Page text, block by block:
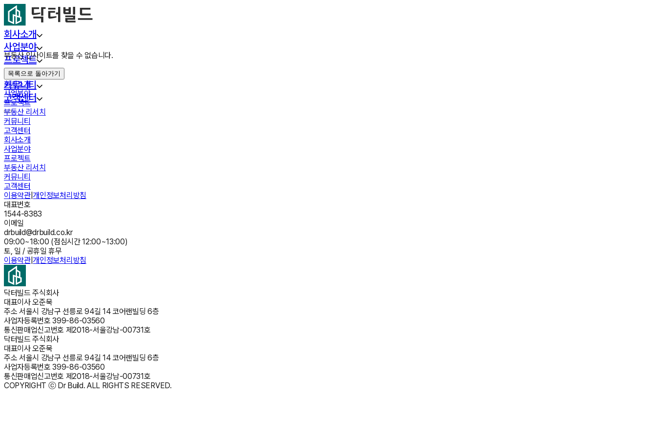
회사소개
사업분야
프로젝트
부동산 리서치
커뮤니티
고객센터
부동산 인사이트를 찾을 수 없습니다.
목록으로 돌아가기
회사소개
사업분야
프로젝트
부동산 리서치
커뮤니티
고객센터
회사소개
사업분야
프로젝트
부동산 리서치
커뮤니티
고객센터
이용약관|개인정보처리방침
대표번호
1544-8383
이메일
drbuild@drbuild.co.kr
09:00~18:00 (점심시간 12:00~13:00)
토, 일 / 공휴일 휴무
이용약관|개인정보처리방침
닥터빌드 주식회사
대표이사오준묵
주소 서울시 강남구 선릉로 94길 14 코어랜빌딩 6층
사업자등록번호 399-86-03560
통신판매업신고번호 제2018-서울강남-00731호
닥터빌드 주식회사
대표이사오준묵
주소 서울시 강남구 선릉로 94길 14 코어랜빌딩 6층
사업자등록번호 399-86-03560
통신판매업신고번호 제2018-서울강남-00731호
COPYRIGHT ⓒ Dr Build. ALL RIGHTS RESERVED.